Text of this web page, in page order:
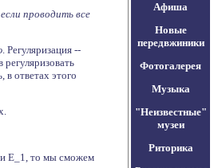
если проводить все
. Регуляризация --
в ответах этого
E_1, то мы сможем
Афиша
Новые
передвжиники
Фотогалерея
Музыка
"Неизвестные"
музеи
Риторика